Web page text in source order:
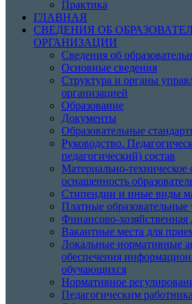
Практика
ГЛАВНАЯ
СВЕДЕНИЯ ОБ
ОРГАНИЗАЦИИ
Сведения об
Основные сведения
Структура и органы
организацией
Образование
Документы
Образовательные
Руководство.
педагогический) состав
Материально-техническое
оснащенность
Стипендии и иные виды
Платные образовательные
Финансово-хозяйственная
Вакантные места для
Локальные нормативные
обеспечения
обучающихся
Нормативное
Педагогическим